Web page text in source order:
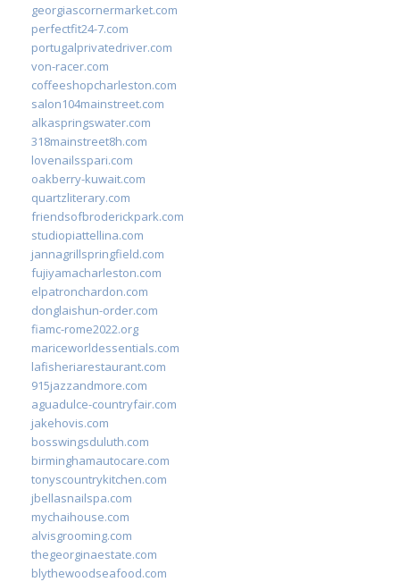
georgiascornermarket.com
perfectfit24-7.com
portugalprivatedriver.com
von-racer.com
coffeeshopcharleston.com
salon104mainstreet.com
alkaspringswater.com
318mainstreet8h.com
lovenailsspari.com
oakberry-kuwait.com
quartzliterary.com
friendsofbroderickpark.com
studiopiattellina.com
jannagrillspringfield.com
fujiyamacharleston.com
elpatronchardon.com
donglaishun-order.com
fiamc-rome2022.org
mariceworldessentials.com
lafisheriarestaurant.com
915jazzandmore.com
aguadulce-countryfair.com
jakehovis.com
bosswingsduluth.com
birminghamautocare.com
tonyscountrykitchen.com
jbellasnailspa.com
mychaihouse.com
alvisgrooming.com
thegeorginaestate.com
blythewoodseafood.com